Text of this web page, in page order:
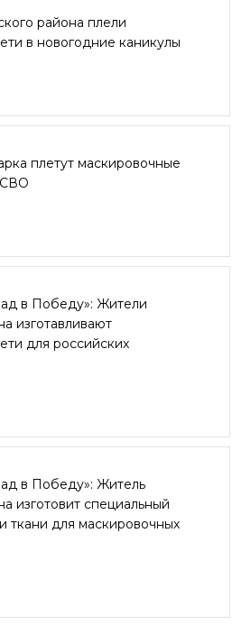
района плели
в новогодние каникулы
плетут маскировочные
СВО
в Победу»: Жители
изготавливают
для российских
в Победу»: Житель
изготовит специальный
ткани для маскировочных